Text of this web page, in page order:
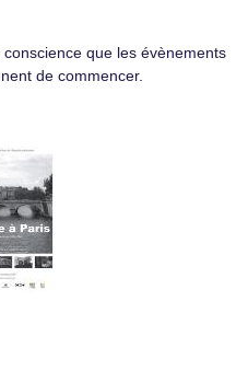
que les évènements
de commencer.